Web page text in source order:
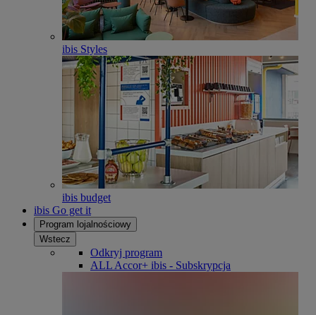
ibis Styles
ibis budget
ibis Go get it
Program lojalnościowy
Wstecz
Odkryj program
ALL Accor+ ibis - Subskrypcja